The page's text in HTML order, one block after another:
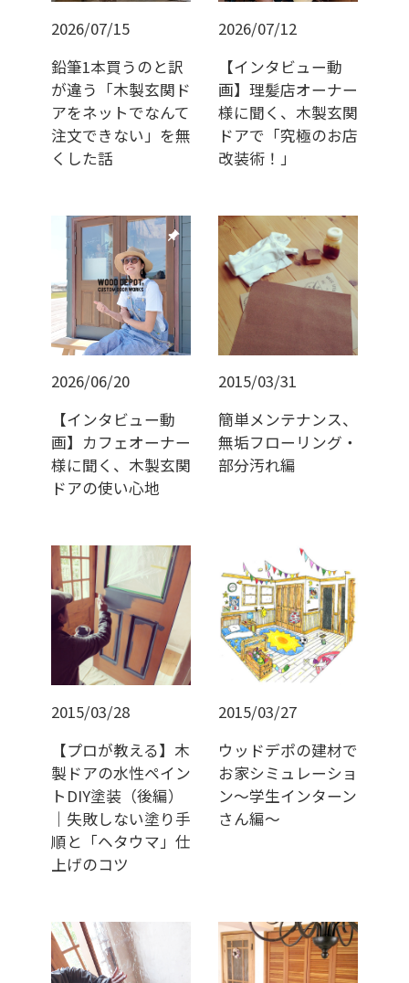
2026/07/15
鉛筆1本買うのと訳
が違う「木製玄関ド
アをネットでなんて
注文できない」を無
くした話
2026/07/12
【インタビュー動
画】理髪店オーナー
様に聞く、木製玄関
ドアで「究極のお店
改装術！」
push_pin
2026/06/20
【インタビュー動
画】カフェオーナー
様に聞く、木製玄関
ドアの使い心地
2015/03/31
簡単メンテナンス、
無垢フローリング・
部分汚れ編
2015/03/28
【プロが教える】木
製ドアの水性ペイン
トDIY塗装（後編）
｜失敗しない塗り手
順と「ヘタウマ」仕
上げのコツ
2015/03/27
ウッドデポの建材で
お家シミュレーショ
ン～学生インターン
さん編～